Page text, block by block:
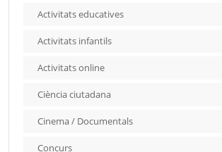
Activitats educatives
Activitats infantils
Activitats online
Ciència ciutadana
Cinema / Documentals
Concurs